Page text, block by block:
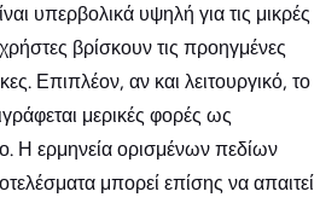
υπερβολικά υψηλή για τις μικρές
βρίσκουν τις προηγμένες
Επιπλέον, αν και λειτουργικό, το
μερικές φορές ως
Η ερμηνεία ορισμένων πεδίων
μπορεί επίσης να απαιτεί